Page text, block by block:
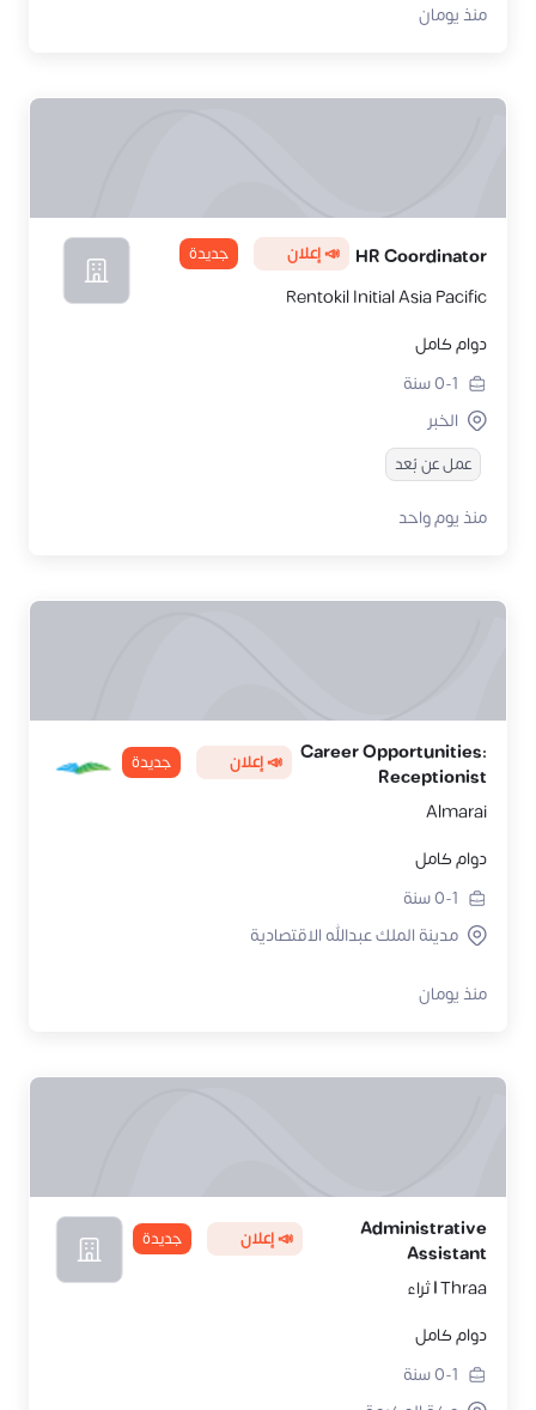
منذ يومان
HR Coordinator 📣 إعلان جديدة
Rentokil Initial Asia Pacific
دوام كامل
0-1سنة
الخبر
عمل عن بُعد
منذ يوم واحد
Career Opportunities:
Receptionist
📣 إعلان جديدة
Almarai
دوام كامل
0-1سنة
مدينة الملك عبدالله الاقتصادية
منذ يومان
Administrative
Assistant
📣 إعلان جديدة
Thraa | ثراء
دوام كامل
0-1سنة